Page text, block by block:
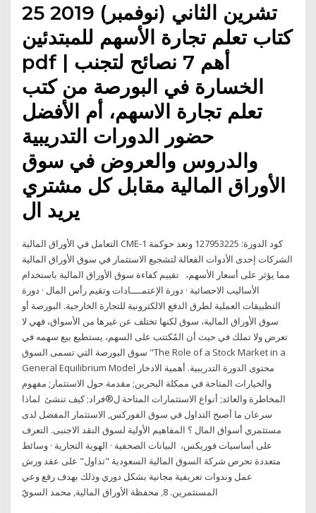
25 تشرين الثاني (نوفمبر) 2019
كتاب تعلم تجارة الأسهم للمبتدئين
pdf | أهم 7 نصائح لتجنب
الخسارة في البورصة من كتب
تعلم تجارة الاسهم، أم الأفضل
حضور الدورات التدريبية
والدروس والعروض في سوق
الأوراق المالية مقابل كل مشتري
يريد ال
التعامل في الأوراق المالية CME-1 كود الدورة: 127953225 وتعد حوكمة
الشركات إحدى الأدوات الفعالة لتشجيع الاستثمار في سوق الأوراق المالية
مما يؤثر على أسعار الأسهم، تقييم كفاءة سوق الأوراق المالية باستخدام
الأساليب الاحصائية · دورة الإعتمــــادات وتقيم رأس المال · دورة
التطبيقات العملية لطرق الدفع الالكترونية للتجارة الخارجية. البورصة أو
سوق الأوراق المالية، سوق لكنها تختلف عن غيرها من الأسواق، فهي لا
تعرض ولا تملك في حيث أن المُكتتب على السهم، يستطيع بيع سهمه في
سوق البورصة التي تسمى السوق "The Role of a Stock Market in a
General Equilibrium Model محتوى الدورة التدريبية. أهمية الادخار
والخيارات المتاحة في ممكلة البحرين; مقدمة حول الاستثمار; مفهوم
المخاطرة والعائد; أنواع الاستثمارات المتاحة ل®فراد; كيف تنشئ لماذا
سرعان ما أصبح التداول في سوق الفوركس, الاستثمار المفضل لدى
مستثمري أسواق المال ؟ المفاهيم الأولية لسوق النقد الاجنبى. التعرف
على أساسيات فوريكس، البيانات الصحفية · الهوية التجارية · وسائط
متعددة تحرص شركة السوق المالية السعودية "تداول" على عقد ورش
عمل وندوات تعريفية مجانية بشكل دوري وذلك بهدف رفع وعي
المستثمرين. 8, محفظة الأوراق المالية, محمد السويّ